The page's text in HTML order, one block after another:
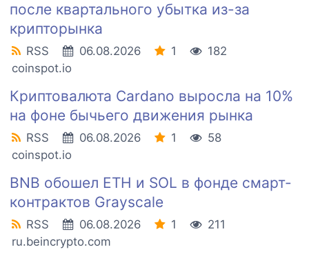
после квартального убытка из-за
крипторынка
RSS 06.08.2026 1
182
coinspot.io
Криптовалюта Cardano выросла на 10%
на фоне бычьего движения рынка
RSS 06.08.2026 1
58
coinspot.io
BNB обошел ETH и SOL в фонде смарт-
контрактов Grayscale
RSS 06.08.2026 1
211
ru.beincrypto.com